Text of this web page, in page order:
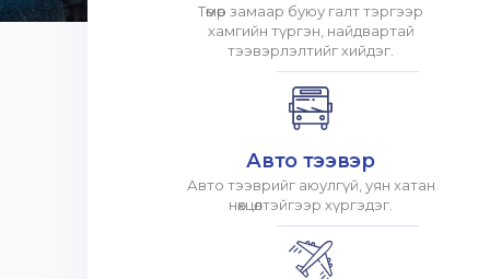
Төмөр замаар буюу галт тэргээр
хамгийн түргэн, найдвартай
тээвэрлэлтийг хийдэг.
Авто тээвэр
Авто тээврийг аюулгүй, уян хатан
нөхцөлтэйгээр хүргэдэг.